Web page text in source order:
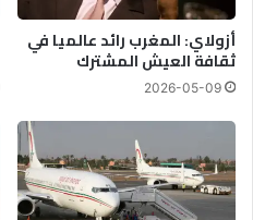
أزولاي: المغرب رائد عالميا في
ثقافة العيش المشترك
2026-05-09